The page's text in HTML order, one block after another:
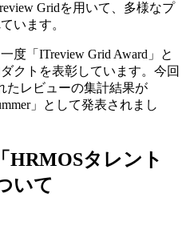
Gridを用いて、多様なプ
います。
度「ITreview Grid Award」と
クトを表彰しています。今回
たレビューの集計結果が
」として発表されまし
HRMOSタレント
いて